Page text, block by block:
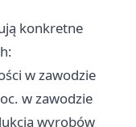
konkretne
w zawodzie
w zawodzie
wyrobów